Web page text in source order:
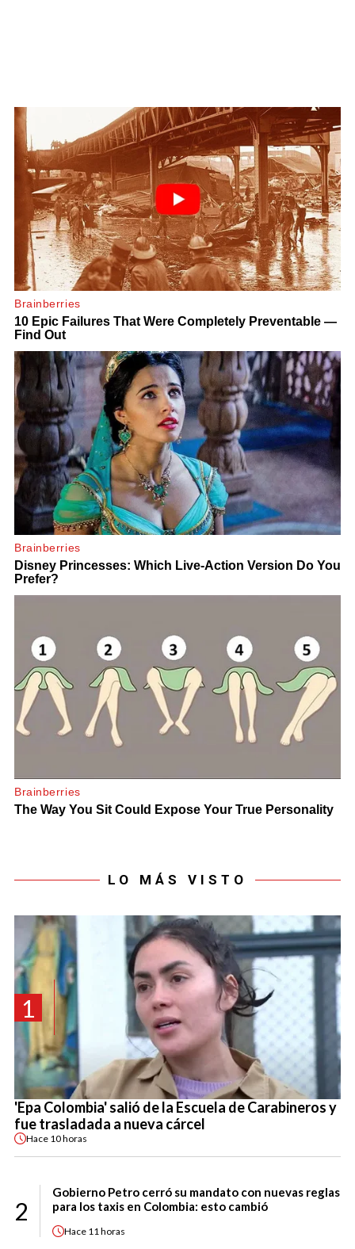
LO MÁS VISTO
1
'Epa Colombia' salió de la Escuela de Carabineros y
fue trasladada a nueva cárcel
Hace 10 horas
2
Gobierno Petro cerró su mandato con nuevas reglas
para los taxis en Colombia: esto cambió
Hace 11 horas